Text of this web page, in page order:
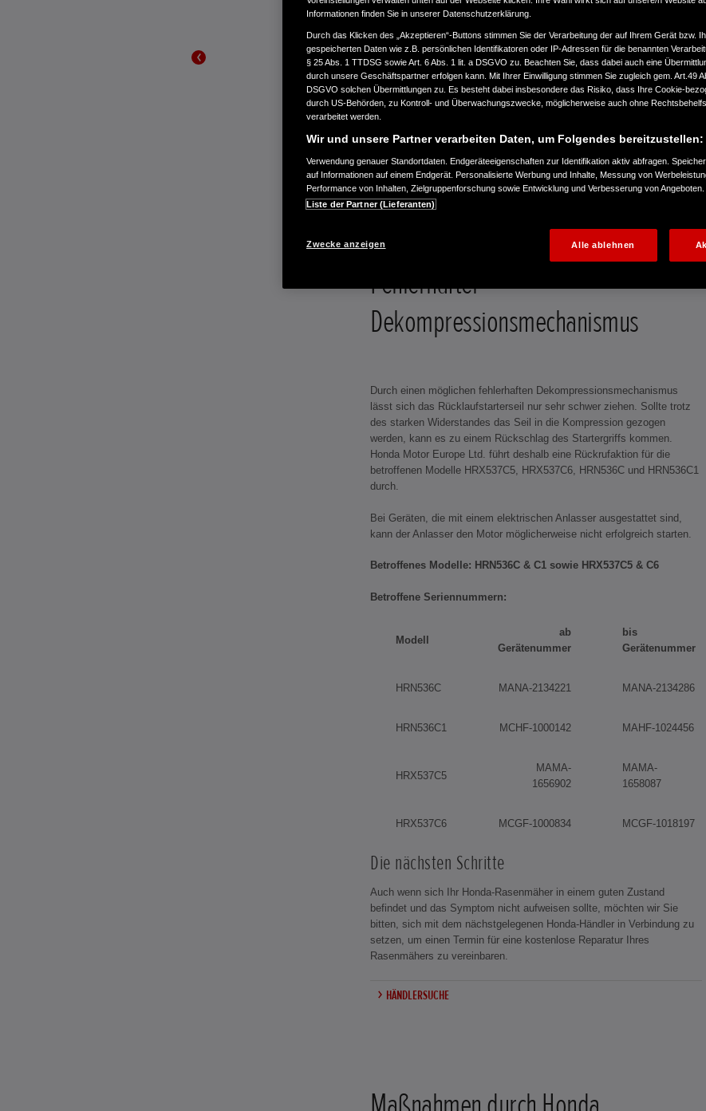
Im Rahmen kontinuierlicher Qualitätsprüfungen
haben wir in sehr seltenen Fällen einen umrüstrelevanten Fehler festgestellt.
Honda Motor Europe Ltd. führt deshalb eine Rückrufaktion für die
Geräte der Honda Rasenmäher HRN536 und HRC537 durch.
Fehlerhafter
Dekompressionsmechanismus
Durch einen möglichen fehlerhaften Dekompressionsmechanismus
lässt sich das Rücklaufstarterseil nur sehr schwer ziehen. Sollte trotz
des starken Widerstandes das Seil in die Kompression gezogen
werden, kann es zu einem Rückschlag des Startergriffs kommen.
Honda Motor Europe Ltd. führt deshalb eine Rückrufaktion für die
betroffenen Modelle HRX537C5, HRX537C6, HRN536C und HRN536C1
durch.
Bei Geräten, die mit einem elektrischen Anlasser ausgestattet sind,
kann der Anlasser den Motor möglicherweise nicht erfolgreich starten.
Betroffenes Modelle: HRN536C & C1 sowie HRX537C5 & C6
Betroffene Seriennummern:
Modell
ab
Gerätenummer
bis
Gerätenummer
HRN536C MANA-2134221 MANA-2134286
HRN536C1 MCHF-1000142 MAHF-1024456
HRX537C5
MAMA-
1656902
MAMA-
1658087
HRX537C6 MCGF-1000834 MCGF-1018197
Die nächsten Schritte
Auch wenn sich Ihr Honda-Rasenmäher in einem guten Zustand
befindet und das Symptom nicht aufweisen sollte, möchten wir Sie
bitten, sich mit dem nächstgelegenen Honda-Händler in Verbindung zu
setzen, um einen Termin für eine kostenlose Reparatur Ihres
Rasenmähers zu vereinbaren.
HÄNDLERSUCHE
Informationen finden Sie in unserer Datenschutzerklärung.
Durch das Klicken des „Akzeptieren“-Buttons stimmen Sie der Verarbeitung der auf Ihrem Gerät bzw.
gespeicherten Daten wie z.B. persönlichen Identifikatoren oder IP-Adressen für die benannten
§ 25 Abs. 1 TTDSG sowie Art. 6 Abs. 1 lit. a DSGVO zu. Beachten Sie, dass dabei auch eine
durch unsere Geschäftspartner erfolgen kann. Mit Ihrer Einwilligung stimmen Sie zugleich gem. Art.49
DSGVO solchen Übermittlungen zu. Es besteht dabei insbesondere das Risiko, dass Ihre Cookie-
durch US-Behörden, zu Kontroll- und Überwachungszwecke, möglicherweise auch ohne
verarbeitet werden.
Wir und unsere Partner verarbeiten Daten, um Folgendes bereitzustellen:
Verwendung genauer Standortdaten. Endgeräteeigenschaften zur Identifikation aktiv abfragen.
auf Informationen auf einem Endgerät. Personalisierte Werbung und Inhalte, Messung von
Performance von Inhalten, Zielgruppenforschung sowie Entwicklung und Verbesserung von Angeboten.
Liste der Partner (Lieferanten)
Zwecke anzeigen Alle ablehnen